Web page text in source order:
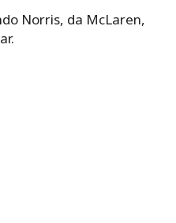
Norris, da McLaren,